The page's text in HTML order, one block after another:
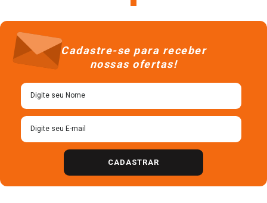
Cadastre-se para receber
nossas ofertas!
CADASTRAR